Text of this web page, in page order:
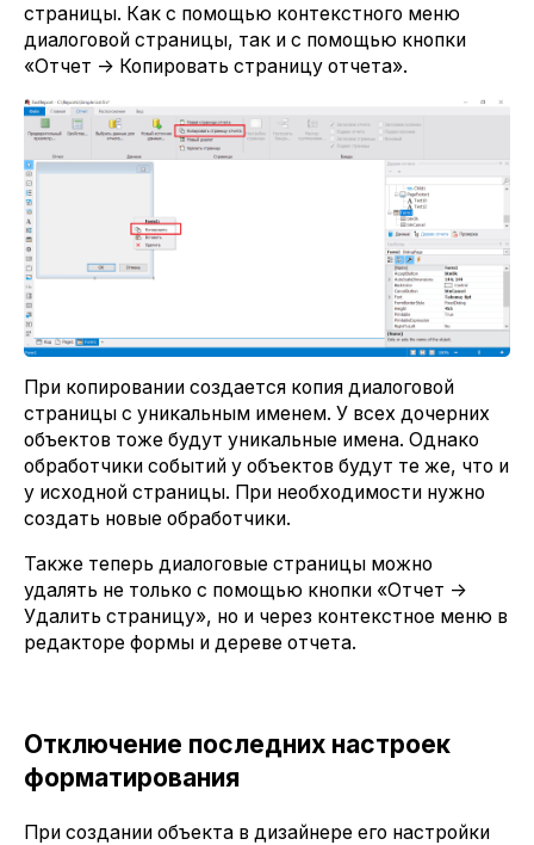
страницы. Как с помощью контекстного меню
диалоговой страницы, так и с помощью кнопки
«Отчет -> Копировать страницу отчета».
При копировании создается копия диалоговой
страницы с уникальным именем. У всех дочерних
объектов тоже будут уникальные имена. Однако
обработчики событий у объектов будут те же, что и
у исходной страницы. При необходимости нужно
создать новые обработчики.
Также теперь диалоговые страницы можно
удалять не только с помощью кнопки «Отчет ->
Удалить страницу», но и через контекстное меню в
редакторе формы и дереве отчета.
Отключение последних настроек
форматирования
При создании объекта в дизайнере его настройки